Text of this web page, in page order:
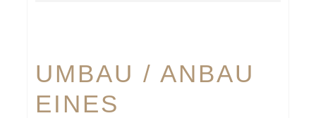
UMBAU / ANBAU
EINES